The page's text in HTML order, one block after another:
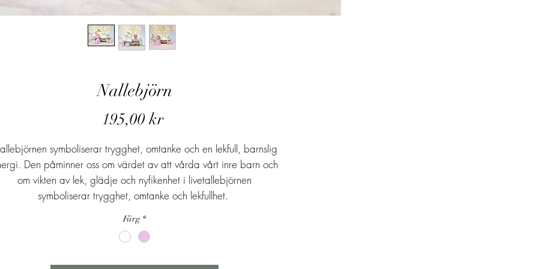
Nallebjörn
195,00 krPris
symboliserar trygghet, omtanke och en lekfull, barnslig
Den påminner oss om värdet av att vårda vårt inre barn och
om vikten av lek, glädje och nyfikenhet i livetallebjörnen
symboliserar trygghet, omtanke och lekfullhet.
Färg *